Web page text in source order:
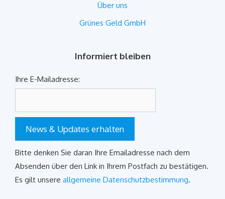
Über uns
Grünes Geld GmbH
Informiert bleiben
Ihre E-Mailadresse:
News & Updates erhalten
Bitte denken Sie daran Ihre Emailadresse nach dem
Absenden über den Link in Ihrem Postfach zu bestätigen.
Es gilt unsere allgemeine Datenschutzbestimmung.